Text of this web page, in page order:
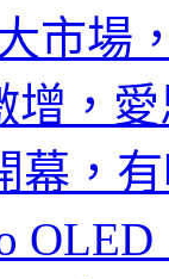
市場
，
幕，